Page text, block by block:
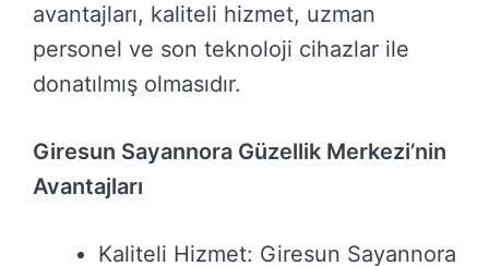
avantajları, kaliteli hizmet, uzman
personel ve son teknoloji cihazlar ile
donatılmış olmasıdır.
Giresun Sayannora Güzellik Merkezi’nin
Avantajları
Kaliteli Hizmet: Giresun Sayannora